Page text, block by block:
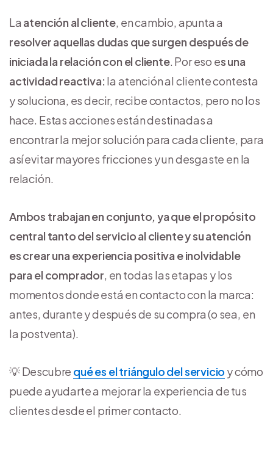
La atención al cliente, en cambio, apunta a
resolver aquellas dudas que surgen después de
iniciada la relación con el cliente. Por eso es una
actividad reactiva: la atención al cliente contesta
y soluciona, es decir, recibe contactos, pero no los
hace. Estas acciones están destinadas a
encontrar la mejor solución para cada cliente, para
así evitar mayores fricciones y un desgaste en la
relación.
Ambos trabajan en conjunto, ya que el propósito
central tanto del servicio al cliente y su atención
es crear una experiencia positiva e inolvidable
para el comprador, en todas las etapas y los
momentos donde está en contacto con la marca:
antes, durante y después de su compra (o sea, en
la postventa).
💡 Descubre qué es el triángulo del servicio y cómo
puede ayudarte a mejorar la experiencia de tus
clientes desde el primer contacto.